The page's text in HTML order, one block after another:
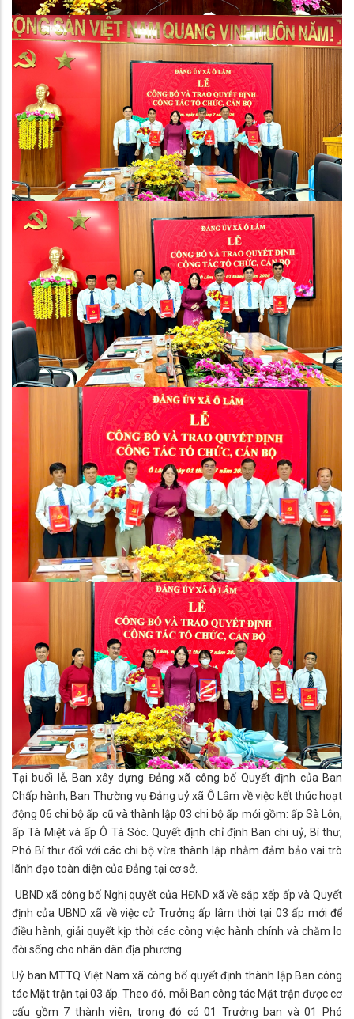
Tại buổi lễ, Ban xây dựng Đảng xã công bố Quyết định của Ban
Chấp hành, Ban Thường vụ Đảng uỷ xã Ô Lâm về việc kết thúc hoạt
động 06 chi bộ ấp cũ và thành lập 03 chi bộ ấp mới gồm: ấp Sà Lôn,
ấp Tà Miệt và ấp Ô Tà Sóc. Quyết định chỉ định Ban chi uỷ, Bí thư,
Phó Bí thư đối với các chi bộ vừa thành lập nhằm đảm bảo vai trò
lãnh đạo toàn diện của Đảng tại cơ sở.
UBND xã công bố Nghị quyết của HĐND xã về sắp xếp ấp và Quyết
định của UBND xã về việc cử Trưởng ấp lâm thời tại 03 ấp mới để
điều hành, giải quyết kịp thời các công việc hành chính và chăm lo
đời sống cho nhân dân địa phương.
Uỷ ban MTTQ Việt Nam xã công bố quyết định thành lập Ban công
tác Mặt trận tại 03 ấp. Theo đó, mỗi Ban công tác Mặt trận được cơ
cấu gồm 7 thành viên, trong đó có 01 Trưởng ban và 01 Phó